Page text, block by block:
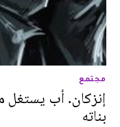
مجتمع
إنزكان. أب
بناته